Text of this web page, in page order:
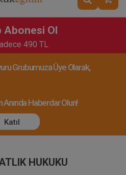
Abonesi Ol
490 TL
Grubumuza Üye Olarak,
Haberdar Olun!
Katıl
HUKUKU